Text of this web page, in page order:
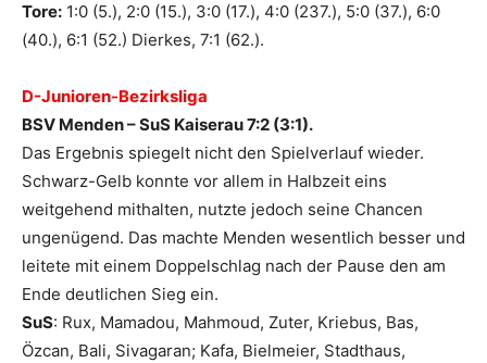
Tore: 1:0 (5.), 2:0 (15.), 3:0 (17.), 4:0 (237.), 5:0 (37.), 6:0
(40.), 6:1 (52.) Dierkes, 7:1 (62.).
D-Junioren-Bezirksliga
BSV Menden – SuS Kaiserau 7:2 (3:1).
Das Ergebnis spiegelt nicht den Spielverlauf wieder.
Schwarz-Gelb konnte vor allem in Halbzeit eins
weitgehend mithalten, nutzte jedoch seine Chancen
ungenügend. Das machte Menden wesentlich besser und
leitete mit einem Doppelschlag nach der Pause den am
Ende deutlichen Sieg ein.
SuS: Rux, Mamadou, Mahmoud, Zuter, Kriebus, Bas,
Özcan, Bali, Sivagaran; Kafa, Bielmeier, Stadthaus,